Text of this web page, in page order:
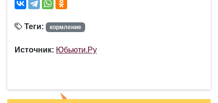
Теги: кормление
Источник: Юбьюти.Ру